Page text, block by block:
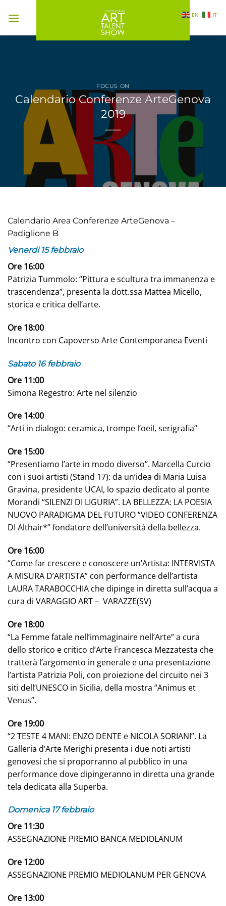
FOCUS ON
Calendario Conferenze ArteGenova
2019
Calendario Area Conferenze ArteGenova –
Padiglione B
Venerdi 15 febbraio
Ore 16:00
Patrizia Tummolo: “Pittura e scultura tra immanenza e
trascendenza”, presenta la dott.ssa Mattea Micello,
storica e critica dell’arte.
Ore 18:00
Incontro con Capoverso Arte Contemporanea Eventi
Sabato 16 febbraio
Ore 11:00
Simona Regestro: Arte nel silenzio
Ore 14:00
“Arti in dialogo: ceramica, trompe l’oeil, serigrafia“
Ore 15:00
“Presentiamo l’arte in modo diverso”. Marcella Curcio
con i suoi artisti (Stand 17): da un’idea di Maria Luisa
Gravina, presidente UCAI, lo spazio dedicato al ponte
Morandi “SILENZI DI LIGURIA”. LA BELLEZZA: LA POESIA
NUOVO PARADIGMA DEL FUTURO “VIDEO CONFERENZA
DI Althair*” fondatore dell’università della bellezza.
Ore 16:00
“Come far crescere e conoscere un’Artista: INTERVISTA
A MISURA D’ARTISTA” con performance dell’artista
LAURA TARABOCCHIA che dipinge in diretta sull’acqua a
cura di VARAGGIO ART – VARAZZE(SV)
Ore 18:00
“La Femme fatale nell’immaginaire nell’Arte” a cura
dello storico e critico d’Arte Francesca Mezzatesta che
tratterà l’argomento in generale e una presentazione
l’artista Patrizia Poli, con proiezione del circuito nei 3
siti dell’UNESCO in Sicilia, della mostra “Animus et
Venus”.
Ore 19:00
“2 TESTE 4 MANI: ENZO DENTE e NICOLA SORIANI”. La
Galleria d’Arte Merighi presenta i due noti artisti
genovesi che si proporranno al pubblico in una
performance dove dipingeranno in diretta una grande
tela dedicata alla Superba.
Domenica 17 febbraio
Ore 11:30
ASSEGNAZIONE PREMIO BANCA MEDIOLANUM
Ore 12:00
ASSEGNAZIONE PREMIO MEDIOLANUM PER GENOVA
Ore 13:00
EN IT